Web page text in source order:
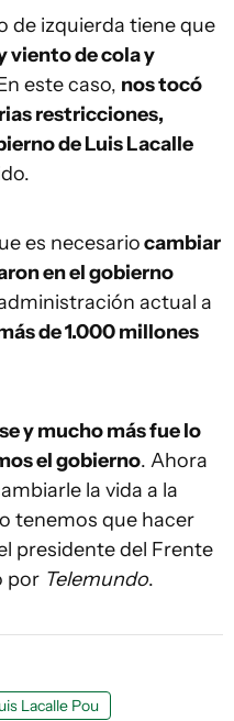
de izquierda tiene que
viento de cola y
este caso, nos tocó
restricciones,
de Luis Lacalle
es necesariocambiar
en el gobierno
actual a
de 1.000 millones
y mucho más fue lo
el gobierno. Ahora
la vida a la
tenemos que hacer
presidente del Frente
por Telemundo.
Lacalle Pou